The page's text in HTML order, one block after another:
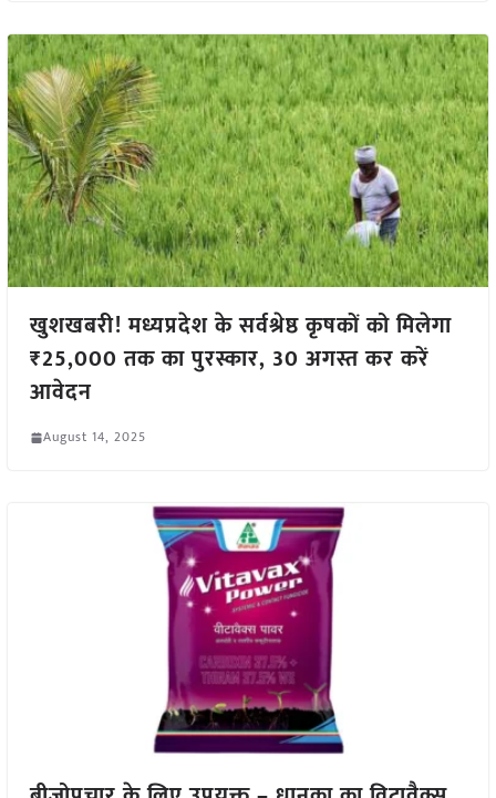
खुशखबरी! मध्यप्रदेश के सर्वश्रेष्ठ कृषकों को मिलेगा
₹25,000 तक का पुरस्कार, 30 अगस्त कर करें
आवेदन
August 14, 2025